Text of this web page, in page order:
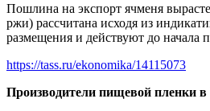
Пошлина на экспорт ячменя
ржи) рассчитана исходя из
размещения и действуют до начала
https://tass.ru/ekonomika/14115073
Производители пищевой пленки